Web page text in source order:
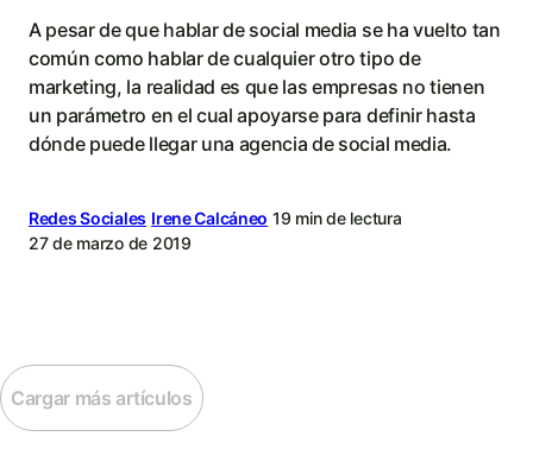
A pesar de que hablar de social media se ha vuelto tan
común como hablar de cualquier otro tipo de
marketing, la realidad es que las empresas no tienen
un parámetro en el cual apoyarse para definir hasta
dónde puede llegar una agencia de social media.
Redes Sociales Irene Calcáneo 19 min de lectura
27 de marzo de 2019
Cargar más artículos